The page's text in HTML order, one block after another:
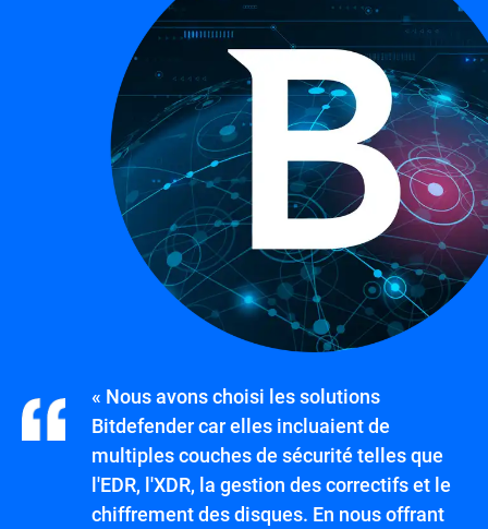
« Nous avons choisi les solutions
Bitdefender car elles incluaient de
multiples couches de sécurité telles que
l'EDR, l'XDR, la gestion des correctifs et le
chiffrement des disques. En nous offrant